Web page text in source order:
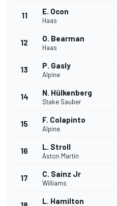
11 E. Ocon
Haas
12 O. Bearman
Haas
13 P. Gasly
Alpine
14 N. Hülkenberg
Stake Sauber
15 F. Colapinto
Alpine
16 L. Stroll
Aston Martin
17 C. Sainz Jr
Williams
L. Hamilton